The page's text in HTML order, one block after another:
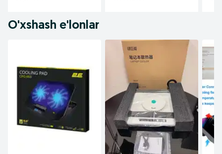
O'xshash e'lonlar